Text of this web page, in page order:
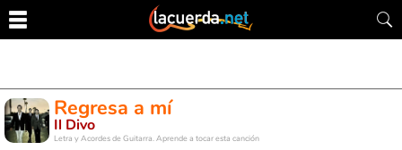
Regresa a mí
Il Divo
Letra y Acordes de Guitarra. Aprende a tocar esta canción